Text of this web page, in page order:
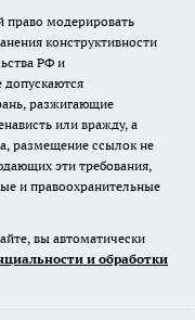
право модерировать
конструктивности
РФ и
допускаются
разжигающие
или вражду, а
размещение ссылок не
эти требования,
и правоохранительные
вы автоматически
и обработки